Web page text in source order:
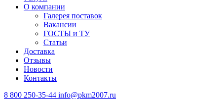
О компании
Галерея поставок
Вакансии
ГОСТЫ и ТУ
Статьи
Доставка
Отзывы
Новости
Контакты
8 800 250-35-44 info@pkm2007.ru